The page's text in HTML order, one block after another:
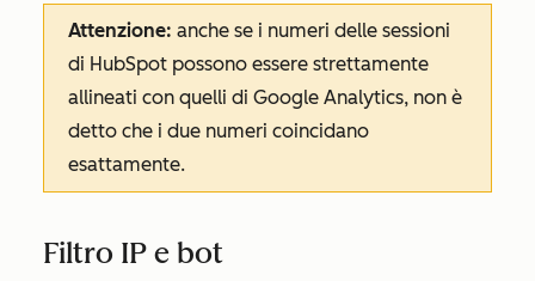
Attenzione: anche se i numeri delle sessioni
di HubSpot possono essere strettamente
allineati con quelli di Google Analytics, non è
detto che i due numeri coincidano
esattamente.
Filtro IP e bot